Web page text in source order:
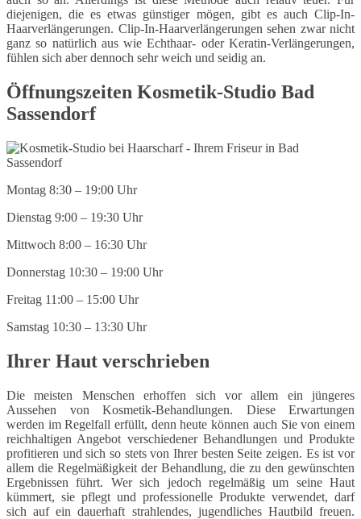
diejenigen, die es etwas günstiger mögen, gibt es auch Clip-In-
Haarverlängerungen. Clip-In-Haarverlängerungen sehen zwar nicht
ganz so natürlich aus wie Echthaar- oder Keratin-Verlängerungen,
fühlen sich aber dennoch sehr weich und seidig an.
Öffnungszeiten Kosmetik-Studio Bad
Sassendorf
Montag 8:30 – 19:00 Uhr
Dienstag 9:00 – 19:30 Uhr
Mittwoch 8:00 – 16:30 Uhr
Donnerstag 10:30 – 19:00 Uhr
Freitag 11:00 – 15:00 Uhr
Samstag 10:30 – 13:30 Uhr
Ihrer Haut verschrieben
Die meisten Menschen erhoffen sich vor allem ein jüngeres
Aussehen von Kosmetik-Behandlungen. Diese Erwartungen
werden im Regelfall erfüllt, denn heute können auch Sie von einem
reichhaltigen Angebot verschiedener Behandlungen und Produkte
profitieren und sich so stets von Ihrer besten Seite zeigen. Es ist vor
allem die Regelmäßigkeit der Behandlung, die zu den gewünschten
Ergebnissen führt. Wer sich jedoch regelmäßig um seine Haut
kümmert, sie pflegt und professionelle Produkte verwendet, darf
sich auf ein dauerhaft strahlendes, jugendliches Hautbild freuen.